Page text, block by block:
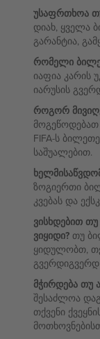
უსაფრთხოა
დიახ, ყველა
გარანტია,
რომელი
იაფია კარის
იარუსის
როგორ
FIFA-ს
საშუალებით.
ზოგიერთი
კვებას და
ვისხდებით
ვიყიდი? თუ
ყიდულობთ,
გვერდიგვერდ
მჭირდება თუ
შესაძლოა
თქვენი